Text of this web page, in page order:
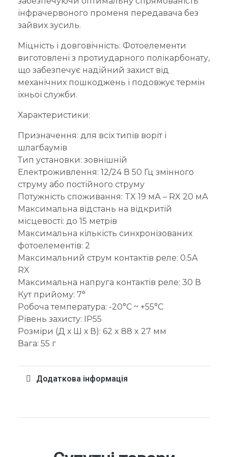
інфрачервоного променя передавача без
зайвих зусиль.
Міцність і довговічність: Фотоелементи
виготовлені з протиударного полікарбонату,
що забезпечує надійний захист від
механічних пошкоджень і подовжує термін
їхньої служби.
Характеристики:
Призначення: для всіх типів воріт і
шлагбаумів
Тип установки: зовнішній
Електроживлення: 12/24 В 50 Гц змінного
струму або постійного струму
Потужність споживання: TX 19 мА – RX 20 мА
Максимальна відстань на відкритій
місцевості: до 15 метрів
Максимальна кількість синхронізованих
фотоелементів: 2
Максимальний струм контактів реле: 0.5A
RX
Максимальна напруга контактів реле: 30 В
Кут прийому: 7°
Робоча температура: -20°C ~ +55°C
Рівень захисту: IP55
Розміри (Д х Ш х В): 62 x 88 x 27 мм
Вага: 55 г
Додаткова інформація